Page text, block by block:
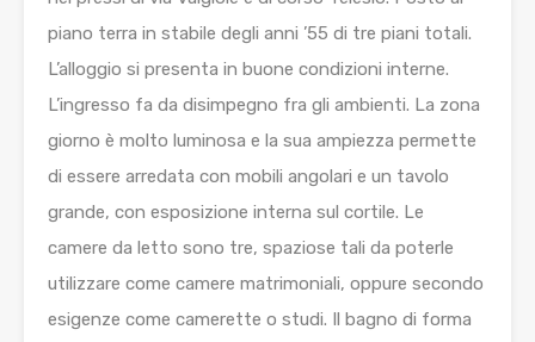
piano terra in stabile degli anni ’55 di tre piani totali.
L’alloggio si presenta in buone condizioni interne.
L’ingresso fa da disimpegno fra gli ambienti. La zona
giorno è molto luminosa e la sua ampiezza permette
di essere arredata con mobili angolari e un tavolo
grande, con esposizione interna sul cortile. Le
camere da letto sono tre, spaziose tali da poterle
utilizzare come camere matrimoniali, oppure secondo
esigenze come camerette o studi. Il bagno di forma